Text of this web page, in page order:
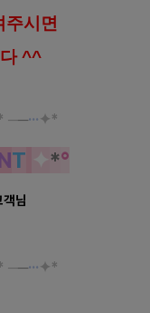
주시면
^^
──··· ✦ *
T *°
님
──··· ✦ *